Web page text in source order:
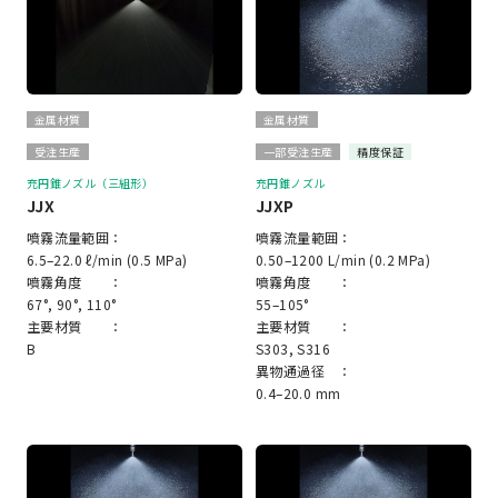
金属材質
受注生産
充円錐ノズル（三組形）
JJX
噴霧流量範囲：
6.5–22.0 ℓ/min (0.5 MPa)
噴霧角度 ：
67°, 90°, 110°
主要材質 ：
B
金属材質
一部受注生産
精度保証
充円錐ノズル
JJXP
噴霧流量範囲：
0.50–1200 L/min (0.2 MPa)
噴霧角度 ：
55–105°
主要材質 ：
S303, S316
異物通過径 ：
0.4–20.0 mm